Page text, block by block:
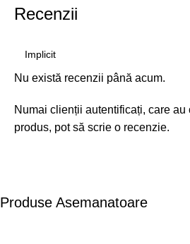
Recenzii
Nu există recenzii până acum.
Numai clienții autentificați, care au
produs, pot să scrie o recenzie.
Produse Asemanatoare